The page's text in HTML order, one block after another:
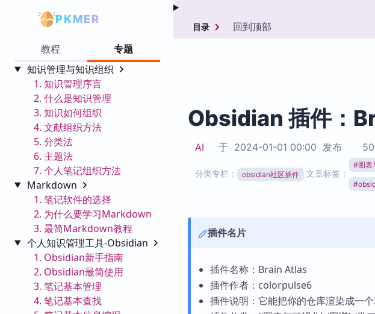
PKMER
教程
专题
知识管理与知识组织
1. 知识管理序言
2. 什么是知识管理
3. 知识如何组织
4. 文献组织方法
5. 分类法
6. 主题法
7. 个人笔记组织方法
Markdown
1. 笔记软件的选择
2. 为什么要学习Markdown
3. 最简Markdown教程
个人知识管理工具-Obsidian
1. Obsidian新手指南
2. Obsidian最简使用
3. 笔记基本管理
4. 笔记基本查找
目录 回到顶部
Obsidian 插件：
AI 于 2024-01-01 00:00 发布 50
分类专栏： obsidian社区插件 文章标签：
#图表
#
插件名片
插件名称：Brain Atlas
插件作者：colorpulse6
插件说明：它能把你的仓库渲染成一个